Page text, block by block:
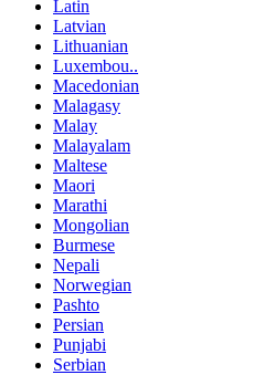
Latin
Latvian
Lithuanian
Luxembou..
Macedonian
Malagasy
Malay
Malayalam
Maltese
Maori
Marathi
Mongolian
Burmese
Nepali
Norwegian
Pashto
Persian
Punjabi
Serbian